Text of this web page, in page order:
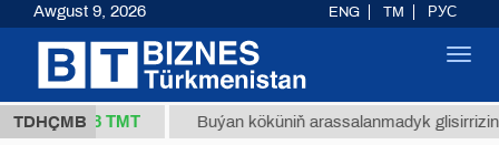
TDHÇMB
(kg.) 37,8 ТМТ Buýan köküniň arassalanmadyk glisirrizin
Awgust 9, 2026 ENG TM РУС